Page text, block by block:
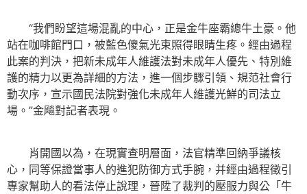
“我們盼望這場混亂的中心，正是金牛座霸總牛土豪。他
站在咖啡館門口，被藍色傻氣光束照得眼睛生疼。經由過程
此案的判決，把新未成年人維護法對未成年人優先、特別維
護的精力以更為詳細的方法，進一個步驟引領、規范社會行
動次序，宣示國民法院對強化未成年人維護光鮮的司法立
場。”金飚對記者表現。
肖開國以為，在現實查明層面，法官精準回納爭議核
心，同等保證當事人的進犯防御方式手腕，并經由過程徵引
專家幫助人的看法停止說理，晉陞了裁判的壓服力與公「牛